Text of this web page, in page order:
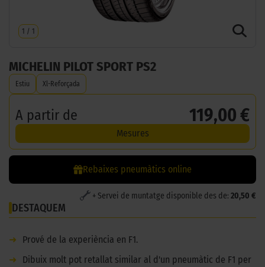
1 / 1
MICHELIN PILOT SPORT PS2
Estiu Xl-Reforçada
A partir de 119,00 €
Mesures
Rebaixes pneumàtics online
+ Servei de muntatge disponible des de: 20,50 €
DESTAQUEM
➜
Prové de la experiència en F1.
➜
Dibuix molt pot retallat similar al d'un pneumàtic de F1 per